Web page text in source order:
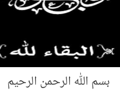
الله الرحمن الرحيم